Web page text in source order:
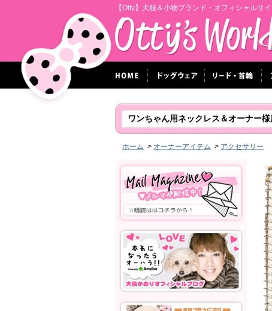
【Otty】犬服＆小物ブランド・オフィシャルサイ
ワンちゃん用ネックレス＆オーナー
ホーム > オーナーアイテム > アクセサリー